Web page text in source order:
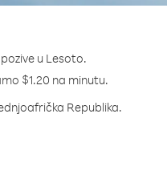
u Lesoto.
$1.20 na minutu.
Republika.